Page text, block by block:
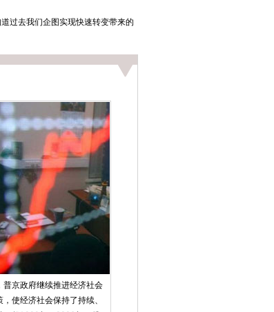
过去我们企图实现快速转变带来的
普京政府继续推进经济社会
，使经济社会保持了持续、